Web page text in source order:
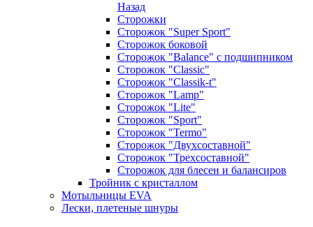
Назад
Сторожки
Сторожок "Super Sport"
Сторожок боковой
Сторожок "Balance" с подшипником
Сторожок "Classic"
Сторожок "Classik-t"
Сторожок "Lamp"
Сторожок "Lite"
Сторожок "Sport"
Сторожок "Termo"
Сторожок "Двухсоставной"
Сторожок "Трехсоставной"
Сторожок для блесен и балансиров
Тройник с кристаллом
Мотыльницы EVA
Лески, плетеные шнуры